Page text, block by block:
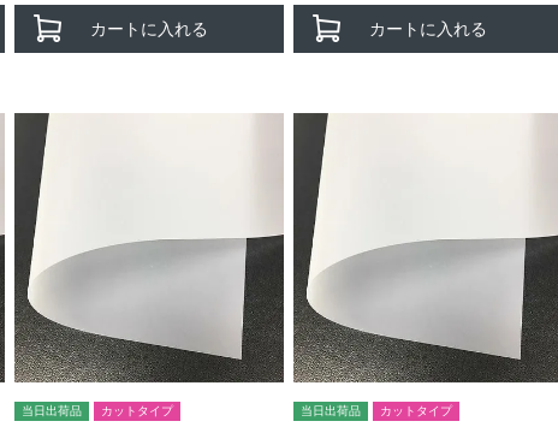
カートに入れる カートに入れる
当日出荷品 カットタイプ 当日出荷品 カットタイプ